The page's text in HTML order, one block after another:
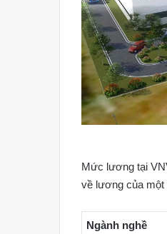
Mức lương tại
về lương của một
Ngành nghề